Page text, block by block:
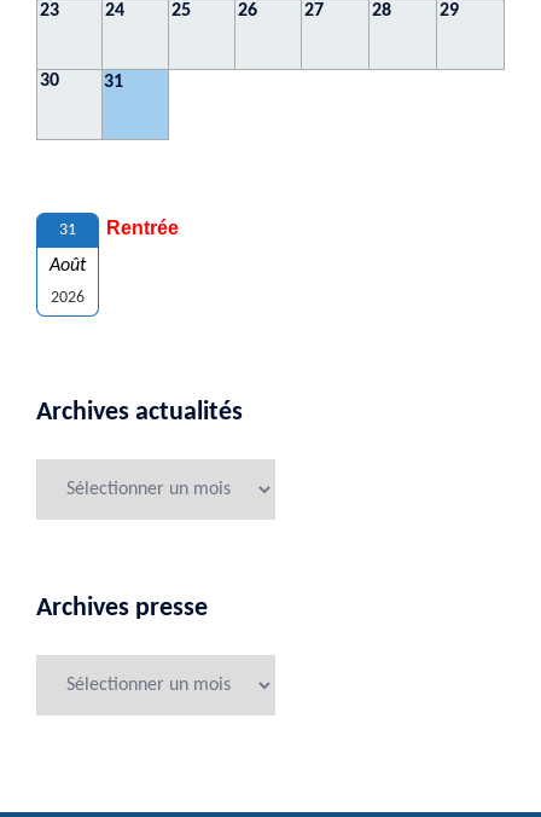
23 24 25 26 27 28 29
30 31
31
Août
2026
Rentrée
Archives actualités
Archives presse